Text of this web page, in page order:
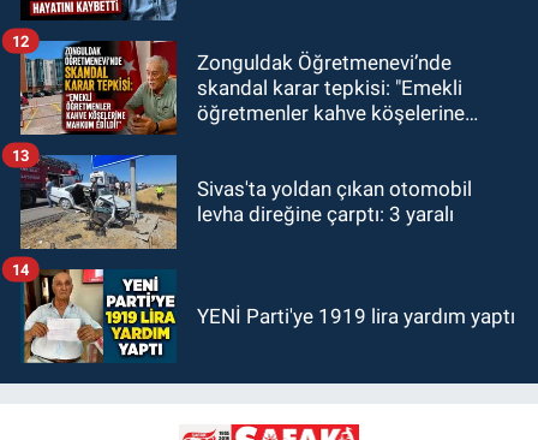
Zonguldak Öğretmenevi’nde
skandal karar tepkisi: "Emekli
öğretmenler kahve köşelerine
12
Sivas'ta yoldan çıkan otomobil
levha direğine çarptı: 3 yaralı
13
YENİ Parti'ye 1919 lira yardım yaptı
14